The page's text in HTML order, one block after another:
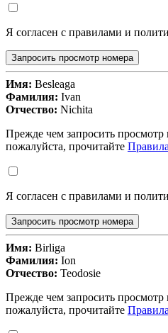
Я согласен с правилами и
Запросить просмотр номера
Имя: Besleaga
Фамилия: Ivan
Отчество: Nichita
Прежде чем запросить просмотр
пожалуйста, прочитайте
Я согласен с правилами и
Запросить просмотр номера
Имя: Birliga
Фамилия: Ion
Отчество: Teodosie
Прежде чем запросить просмотр
пожалуйста, прочитайте